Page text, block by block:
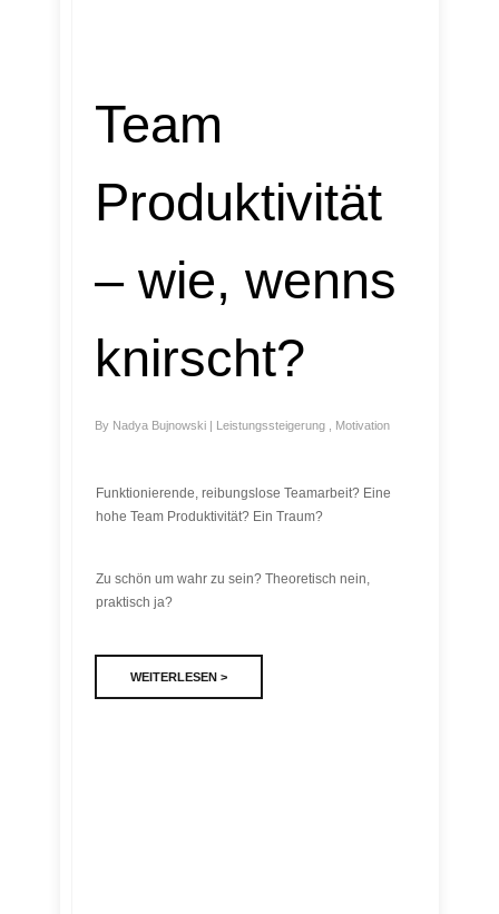
Team
Produktivität
– wie, wenns
knirscht?
By Nadya Bujnowski | Leistungssteigerung Motivation
Funktionierende, reibungslose Teamarbeit? Eine
hohe Team Produktivität? Ein Traum?
Zu schön um wahr zu sein? Theoretisch nein,
praktisch ja?
WEITERLESEN >